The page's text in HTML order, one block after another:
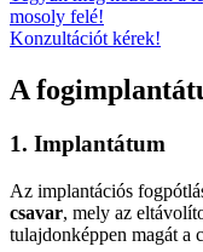
mosoly felé!
Konzultációt kérek!
A
1. Implantátum
Az implantációs
csavar, mely az
tulajdonképpen magát a